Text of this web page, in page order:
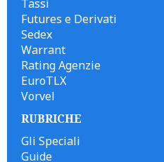
Tassi
Futures e Derivati
Sedex
Warrant
Rating Agenzie
EuroTLX
Vorvel
RUBRICHE
Gli Speciali
Guide